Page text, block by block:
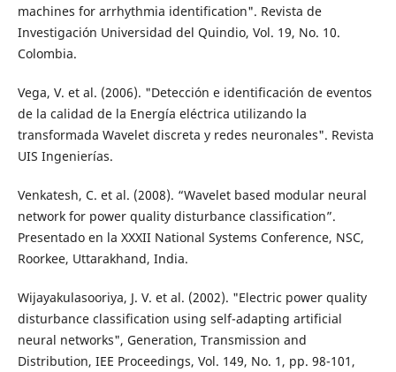
machines for arrhythmia identification". Revista de
Investigación Universidad del Quindio, Vol. 19, No. 10.
Colombia.
Vega, V. et al. (2006). "Detección e identificación de eventos
de la calidad de la Energía eléctrica utilizando la
transformada Wavelet discreta y redes neuronales". Revista
UIS Ingenierías.
Venkatesh, C. et al. (2008). “Wavelet based modular neural
network for power quality disturbance classification”.
Presentado en la XXXII National Systems Conference, NSC,
Roorkee, Uttarakhand, India.
Wijayakulasooriya, J. V. et al. (2002). "Electric power quality
disturbance classification using self-adapting artificial
neural networks", Generation, Transmission and
Distribution, IEE Proceedings, Vol. 149, No. 1, pp. 98-101,